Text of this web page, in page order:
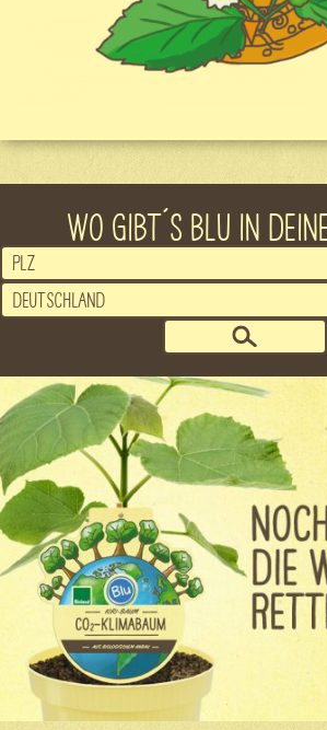
WO GIBT´S BLU IN